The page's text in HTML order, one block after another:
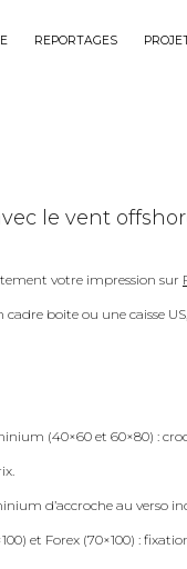
REPORTAGES
le vent
votre impression sur
cadre boite ou une caisse
(40×60 et 60×80) :
d’accroche au verso
et Forex (70×100) :